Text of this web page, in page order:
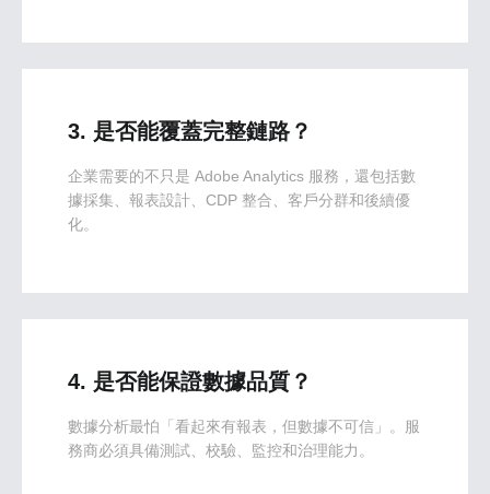
3. 是否能覆蓋完整鏈路？
企業需要的不只是 Adobe Analytics 服務，還包括數
據採集、報表設計、CDP 整合、客戶分群和後續優
化。
4. 是否能保證數據品質？
數據分析最怕「看起來有報表，但數據不可信」。服
務商必須具備測試、校驗、監控和治理能力。